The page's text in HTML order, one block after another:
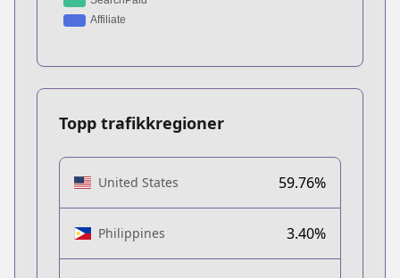
Topp trafikkregioner
United States 59.76%
Philippines 3.40%